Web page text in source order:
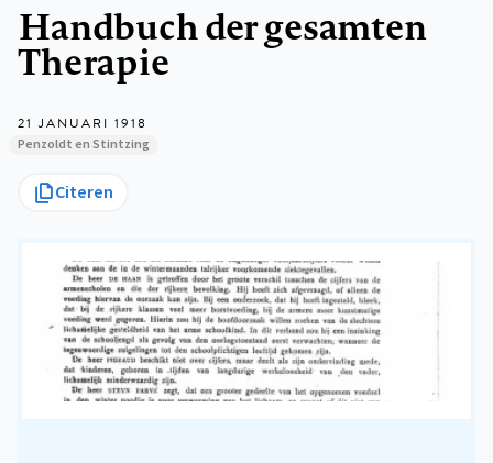
Handbuch der gesamten
Therapie
21 JANUARI 1918
Penzoldt en Stintzing
Citeren